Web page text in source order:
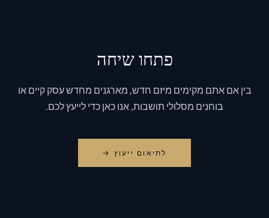
פתחו שיחה
בין אם אתם מקימים מיזם חדש, מארגנים מחדש עסק קיים או
בוחנים מסלולי תושבות, אנו כאן כדי לייעץ לכם.
לתיאום ייעוץ →